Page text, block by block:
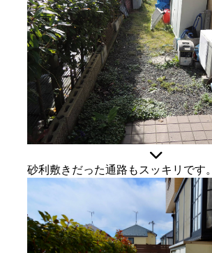
砂利敷きだった通路もスッキリです。